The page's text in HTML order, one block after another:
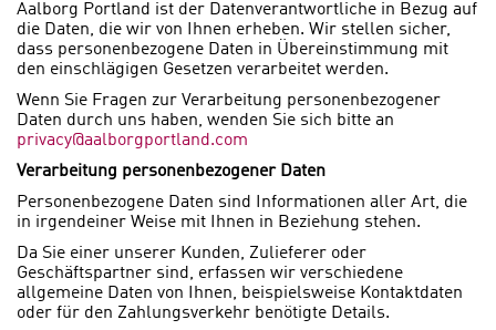
Aalborg Portland ist der Datenverantwortliche in Bezug auf
die Daten, die wir von Ihnen erheben. Wir stellen sicher,
dass personenbezogene Daten in Übereinstimmung mit
den einschlägigen Gesetzen verarbeitet werden.
Wenn Sie Fragen zur Verarbeitung personenbezogener
Daten durch uns haben, wenden Sie sich bitte an
privacy@aalborgportland.com
Verarbeitung personenbezogener Daten
Personenbezogene Daten sind Informationen aller Art, die
in irgendeiner Weise mit Ihnen in Beziehung stehen.
Da Sie einer unserer Kunden, Zulieferer oder
Geschäftspartner sind, erfassen wir verschiedene
allgemeine Daten von Ihnen, beispielsweise Kontaktdaten
oder für den Zahlungsverkehr benötigte Details.